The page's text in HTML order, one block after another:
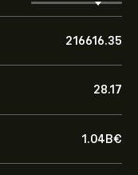
216616.35
28.17
1.04B‎€‎